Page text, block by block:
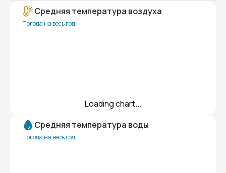
Средняя температура воздуха
Погода на весь год
Loading chart...
Средняя температура воды
Погода на весь год